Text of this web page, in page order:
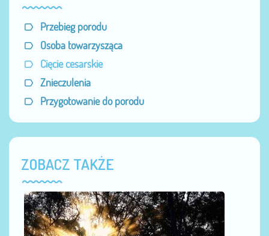
Przebieg porodu
Osoba towarzysząca
Cięcie cesarskie
Znieczulenia
Przygotowanie do porodu
ZOBACZ TAKŻE